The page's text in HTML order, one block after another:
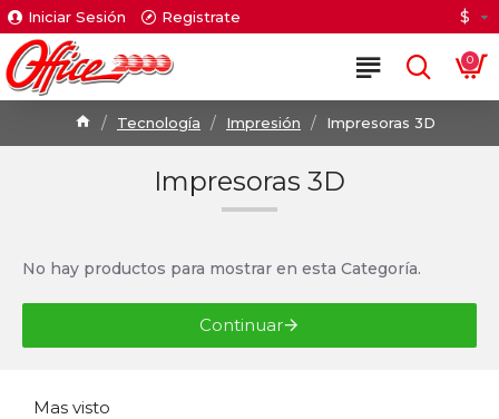
Iniciar Sesión Registrate $
0
Tecnología Impresión Impresoras 3D
Impresoras 3D
No hay productos para mostrar en esta Categoría.
Continuar
Mas visto